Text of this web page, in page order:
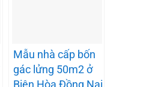
Mẫu nhà cấp bốn
gác lửng 50m2 ở
Biên Hòa Đồng Nai